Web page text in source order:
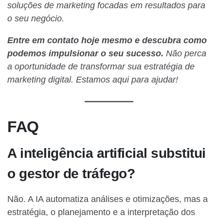
soluções de marketing focadas em resultados para
o seu negócio.
Entre em contato hoje mesmo e descubra como
podemos impulsionar o seu sucesso. Não perca
a oportunidade de transformar sua estratégia de
marketing digital. Estamos aqui para ajudar!
FAQ
A inteligência artificial substitui
o gestor de tráfego?
Não. A IA automatiza análises e otimizações, mas a
estratégia, o planejamento e a interpretação dos